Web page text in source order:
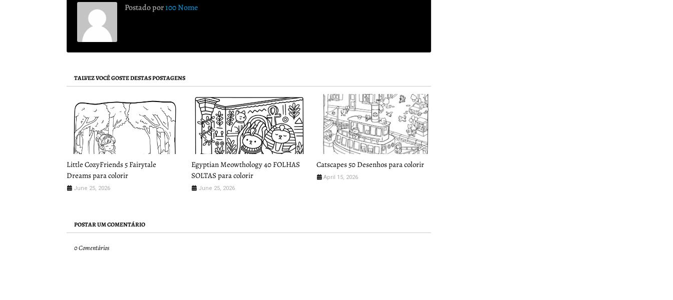
Postado por100 Nome
TALVEZ VOCÊ GOSTE DESTAS POSTAGENS
Little CozyFriends 5 Fairytale
Dreams para colorir
June 25, 2026
Egyptian Meowthology 40 FOLHAS
SOLTAS para colorir
June 25, 2026
Catscapes 50 Desenhos para colorir
April 15, 2026
POSTAR UM COMENTÁRIO
0 Comentários